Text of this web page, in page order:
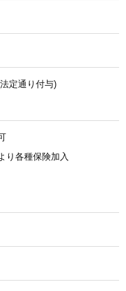
定通り付与)
各種保険加入